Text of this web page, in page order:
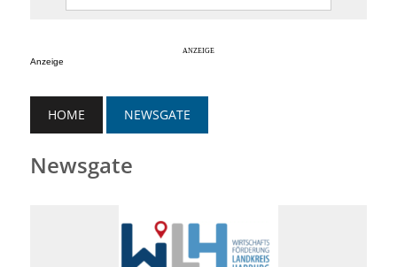
Anzeige
HOME NEWSGATE
Newsgate